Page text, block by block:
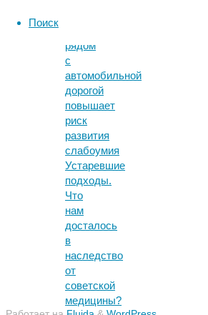
Поиск
рядом
с
автомобильной
дорогой
повышает
риск
развития
слабоумия
Устаревшие
подходы.
Что
нам
досталось
в
наследство
от
советской
медицины?